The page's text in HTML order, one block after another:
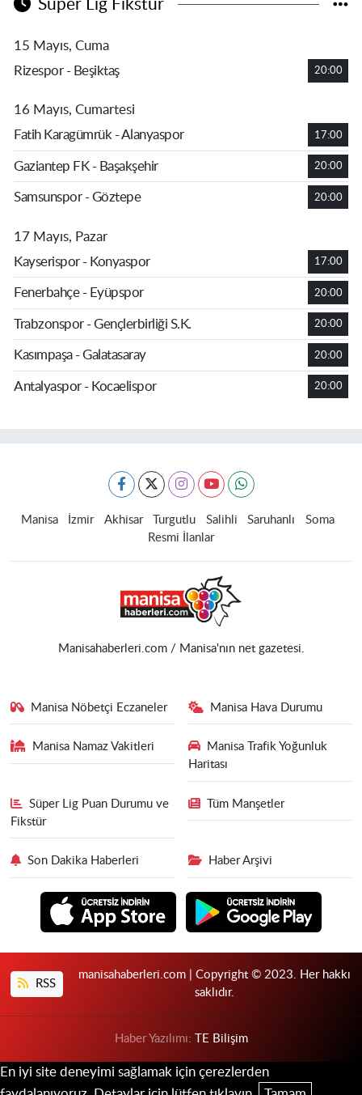
Süper Lig Fikstür
15 Mayıs, Cuma
Rizespor - Beşiktaş
20:00
16 Mayıs, Cumartesi
Fatih Karagümrük - Alanyaspor
17:00
Gaziantep FK - Başakşehir 20:00
Samsunspor - Göztepe 20:00
17 Mayıs, Pazar
Kayserispor - Konyaspor
17:00
Fenerbahçe - Eyüpspor 20:00
Trabzonspor - Gençlerbirliği S.K. 20:00
Kasımpaşa - Galatasaray 20:00
Antalyaspor - Kocaelispor 20:00
Manisa İzmir Akhisar Turgutlu Salihli Saruhanlı
Soma
Resmi İlanlar
Manisahaberleri.com / Manisa'nın net gazetesi.
Manisa Nöbetçi Eczaneler Manisa Hava Durumu
Manisa Namaz Vakitleri
Manisa Trafik Yoğunluk
Haritası
Süper Lig Puan Durumu ve
Fikstür
Tüm Manşetler
Son Dakika Haberleri Haber Arşivi
RSS
manisahaberleri.com | Copyright © 2023. Her hakkı
saklıdır.
Haber Yazılımı: TE Bilişim
En iyi site deneyimi sağlamak için çerezlerden